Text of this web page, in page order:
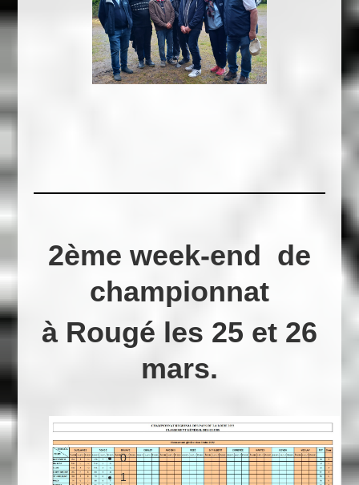
L'équipe du dimanche
0
1
2ème week-end de
championnat
à Rougé les 25 et 26
mars.